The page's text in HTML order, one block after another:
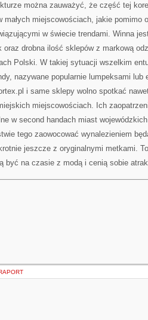
można zauważyć, że część tej
małych miejscowościach, jakie pomimo
w świecie trendami. Winna
oraz drobna ilość sklepów z markową
Polski. W takiej sytuacji wszelkim
nazywane popularnie lumpeksami lub
i same sklepy wolno spotkać
miejscowościach. Ich
w second handach miast
tego zaowocować wynalezieniem
jeszcze z oryginalnymi metkami.
być na czasie z modą i cenią sobie